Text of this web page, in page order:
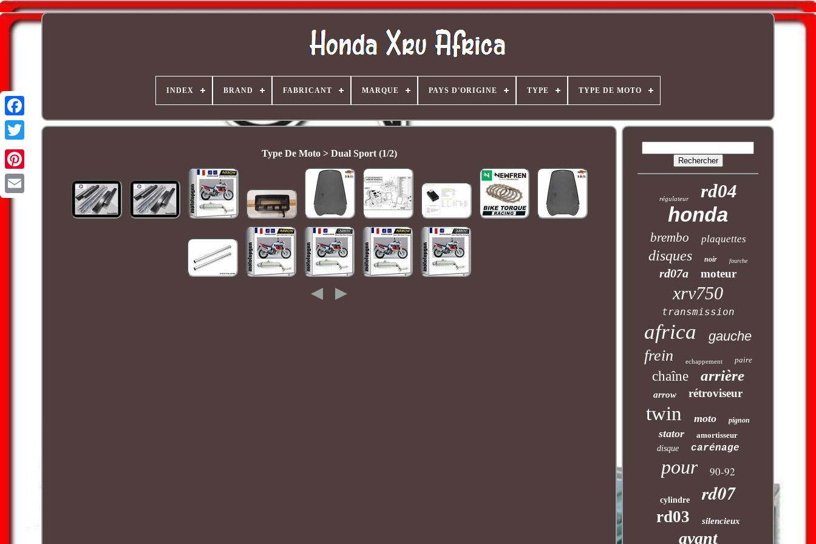
INDEX BRAND FABRICANT MARQUE PAYS D'ORIGINE TYPE TYPE DE MOTO
Type De Moto > Dual Sport (1/2)
régulateur rd04
honda
brembo plaquettes
disques noir fourche
rd07a moteur
xrv750
transmission
africa gauche
frein echappement paire
chaîne arrière
arrow rétroviseur
twin moto pignon
stator
amortisseur
disque
carénage
pour 90-92
cylindre rd07
rd03 silencieux
avant